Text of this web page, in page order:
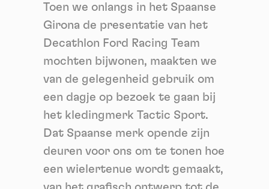
Toen we onlangs in het Spaanse
Girona de presentatie van het
Decathlon Ford Racing Team
mochten bijwonen, maakten we
van de gelegenheid gebruik om
een dagje op bezoek te gaan bij
het kledingmerk Tactic Sport.
Dat Spaanse merk opende zijn
deuren voor ons om te tonen hoe
een wielertenue wordt gemaakt,